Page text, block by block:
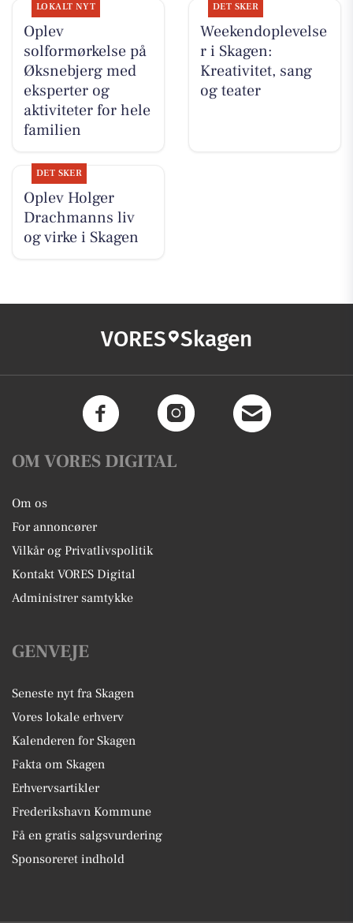
LOKALT NYT
Oplev
solformørkelse på
Øksnebjerg med
eksperter og
aktiviteter for hele
familien
DET SKER
Weekendoplevelse
r i Skagen:
Kreativitet, sang
og teater
DET SKER
Oplev Holger
Drachmanns liv
og virke i Skagen
VORES Skagen
OM VORES DIGITAL
Om os
For annoncører
Vilkår og Privatlivspolitik
Kontakt VORES Digital
Administrer samtykke
GENVEJE
Seneste nyt fra Skagen
Vores lokale erhverv
Kalenderen for Skagen
Fakta om Skagen
Erhvervsartikler
Frederikshavn Kommune
Få en gratis salgsvurdering
Sponsoreret indhold